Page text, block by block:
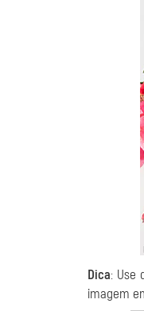
Dica: Use
imagem